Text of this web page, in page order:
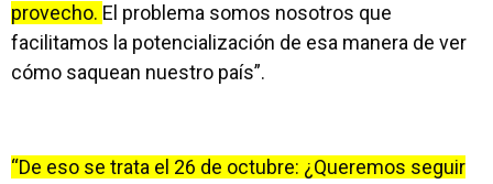
provecho. El problema somos nosotros que
facilitamos la potencialización de esa manera de ver
cómo saquean nuestro país”.
“De eso se trata el 26 de octubre: ¿Queremos seguir